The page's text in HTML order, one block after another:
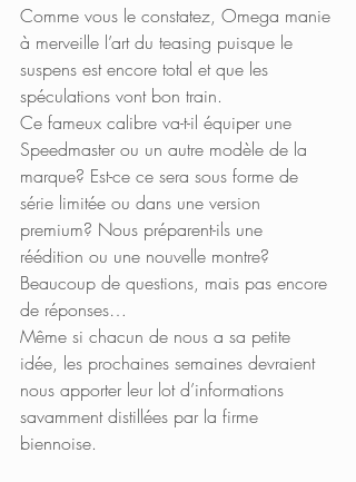
Comme vous le constatez, Omega manie
à merveille l’art du teasing puisque le
suspens est encore total et que les
spéculations vont bon train.
Ce fameux calibre va-t-il équiper une
Speedmaster ou un autre modèle de la
marque? Est-ce ce sera sous forme de
série limitée ou dans une version
premium? Nous préparent-ils une
réédition ou une nouvelle montre?
Beaucoup de questions, mais pas encore
de réponses…
Même si chacun de nous a sa petite
idée, les prochaines semaines devraient
nous apporter leur lot d’informations
savamment distillées par la firme
biennoise.